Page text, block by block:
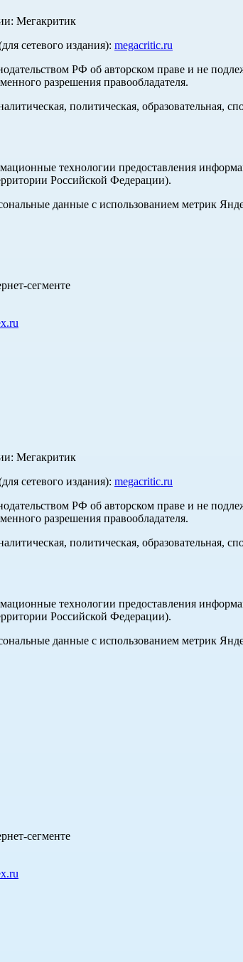
Мегакритик
сетевого издания): megacritic.ru
РФ об авторском праве и не
разрешения правообладателя.
политическая, образовательная,
технологии предоставления
Российской Федерации).
данные с использованием метрик
сегменте
Мегакритик
сетевого издания): megacritic.ru
РФ об авторском праве и не
разрешения правообладателя.
политическая, образовательная,
технологии предоставления
Российской Федерации).
данные с использованием метрик
сегменте